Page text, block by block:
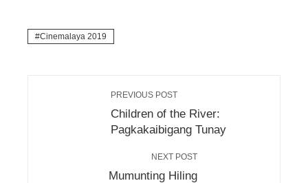
Cinemalaya 2019
PREVIOUS POST
Children of the River:
Pagkakaibigang Tunay
NEXT POST
Mumunting Hiling